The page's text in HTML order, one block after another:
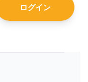
ログイン